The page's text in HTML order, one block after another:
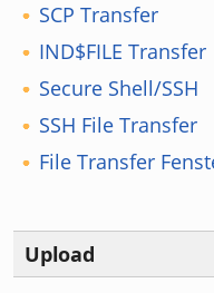
SCP Transfer
IND$FILE Transfer
Secure Shell/SSH
SSH File Transfer
File Transfer
Upload